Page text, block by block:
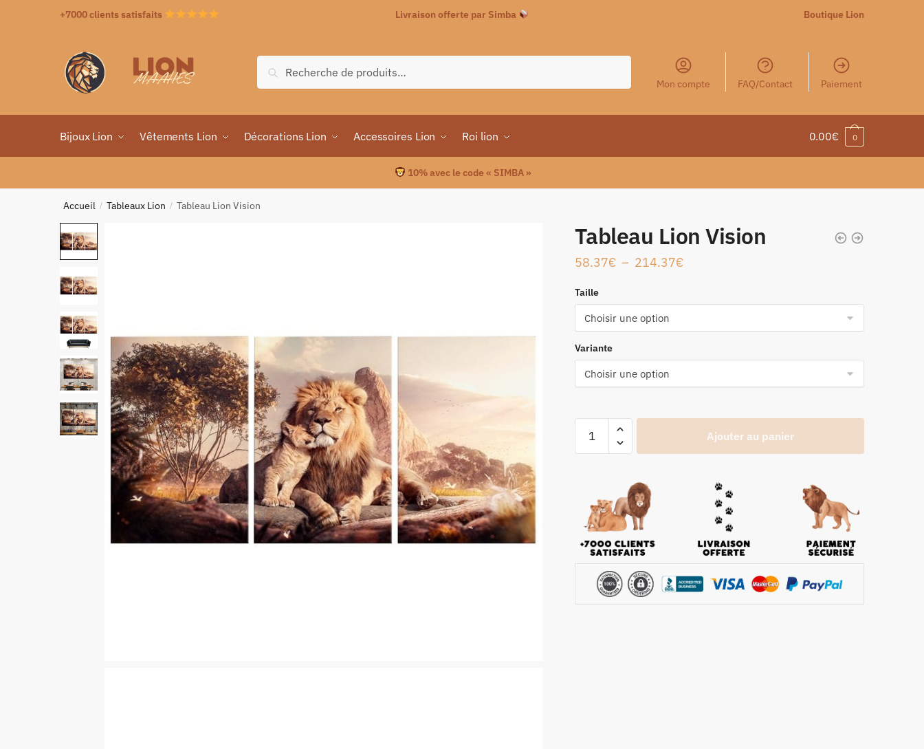
+7000 clients satisfaits Livraison offerte par Simba Boutique Lion
Recherche
Mon compte FAQ/Contact Paiement
Bijoux Lion Vêtements Lion Décorations Lion Accessoires Lion Roi lion 0.00€ 0
10% avec le code « SIMBA »
Accueil / Tableaux Lion / Tableau Lion Vision
Tableau Lion Vision
58.37€ – 214.37€
Taille
Variante
Ajouter au panier